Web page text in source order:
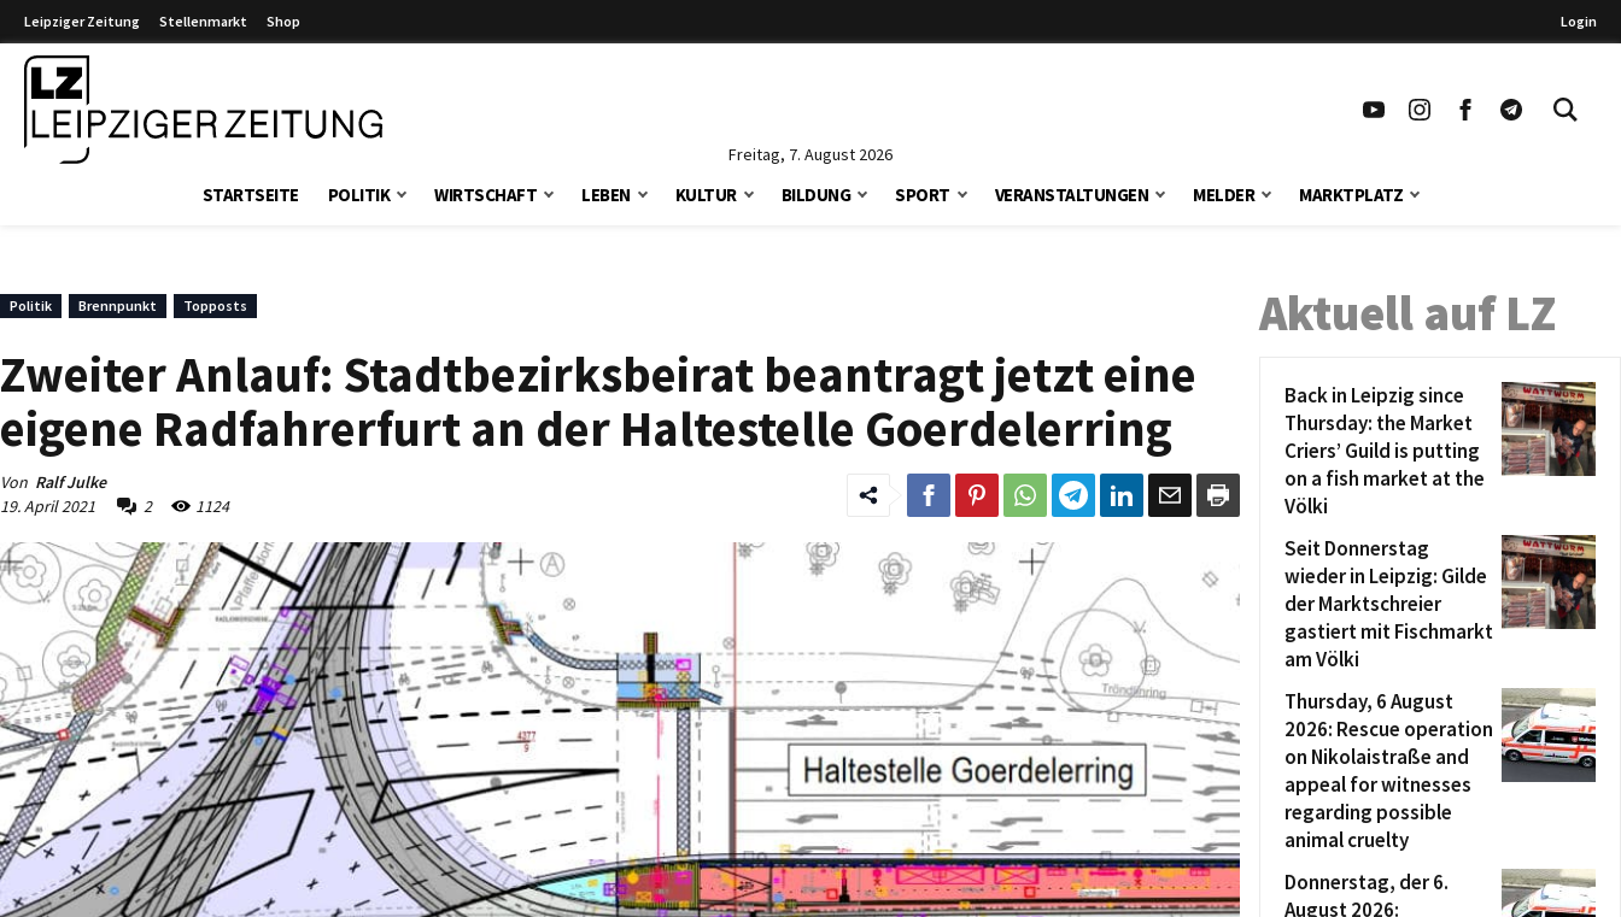
Leipziger Zeitung Stellenmarkt Shop Login
Freitag, 7. August 2026
STARTSEITE POLITIK WIRTSCHAFT LEBEN KULTUR BILDUNG SPORT VERANSTALTUNGEN MELDER MARKTPLATZ
Politik Brennpunkt Topposts
Zweiter Anlauf: Stadtbezirksbeirat beantragt jetzt eine
eigene Radfahrerfurt an der Haltestelle Goerdelerring
Von Ralf Julke
19. April 2021
2 1124
Aktuell auf LZ
Back in Leipzig since
Thursday: the Market
Criers’ Guild is putting
on a fish market at the
Völki
Seit Donnerstag
wieder in Leipzig: Gilde
der Marktschreier
gastiert mit Fischmarkt
am Völki
Thursday, 6 August
2026: Rescue operation
on Nikolaistraße and
appeal for witnesses
regarding possible
animal cruelty
Donnerstag, der 6.
August 2026: